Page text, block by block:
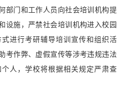
部门和工作人员向社会培训机构提
设施，严禁社会培训机构进入校园
进行考研辅导培训宣传和组织活
考作弊、虚假宣传等涉考违规违法
人，学校将根据相关规定严肃查